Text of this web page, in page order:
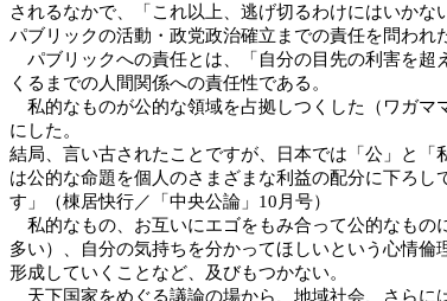
されるなかで、「これ以上、逃げ切るわけにはいか
パブリックの活動・政党政治確立までの責任を問わ
パブリックへの責任とは、「自分の目先の利害を超
くるまでの人間関係への責任性である。
私的なものが公的な領域を占拠しつくした（ワガマ
にした。
結局、言い古されたことですが、日本では「公」と
は公的な命題を個人のさまざまな利益の配分に下ろ
す」（棟居快行／「中央公論」10月号）
私的なもの、お互いにエゴをもみ合って公的なもの
多い）、自分の気持ちを分かってほしいという心情
形成していくことなど、及びもつかない。
天下国家をめぐる議論の場から、地域社会、さらに